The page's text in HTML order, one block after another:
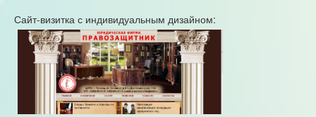
Сайт-визитка с индивидуальным дизайном: